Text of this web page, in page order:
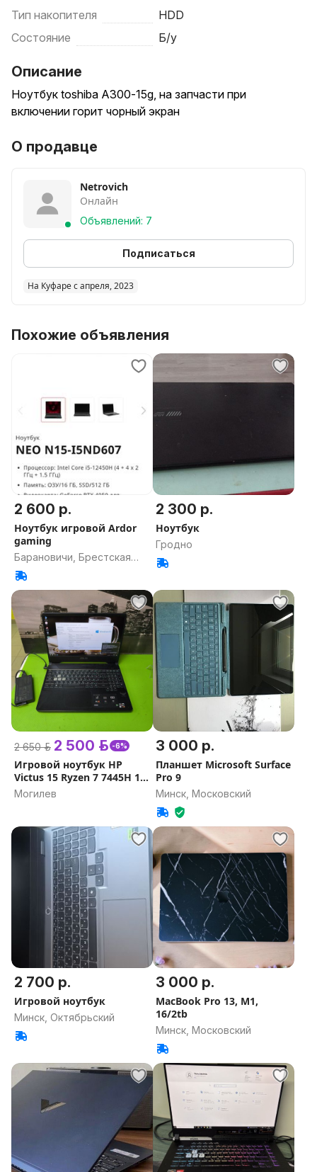
Тип накопителя
HDD
Состояние
Б/у
Описание
Ноутбук toshiba A300-15g, на запчасти при
включении горит чорный экран
О продавце
Netrovich
Онлайн
Объявлений: 7
Подписаться
На Куфаре с апреля, 2023
Похожие объявления
2 600 р.
Ноутбук игровой Ardor
gaming
Барановичи, Брестская
область
2 300 р.
Ноутбук
Гродно
2 650 р. 2 500 р. -6%
Игровой ноутбук HP
Victus 15 Ryzen 7 7445H 16
512 4050
Могилев
3 000 р.
Планшет Microsoft Surface
Pro 9
Минск, Московский
2 700 р.
Игровой ноутбук
Минск, Октябрьский
3 000 р.
MacBook Pro 13, M1,
16/2tb
Минск, Московский